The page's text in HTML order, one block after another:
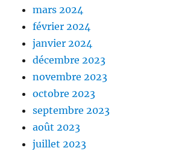
mars 2024
février 2024
janvier 2024
décembre 2023
novembre 2023
octobre 2023
septembre 2023
août 2023
juillet 2023